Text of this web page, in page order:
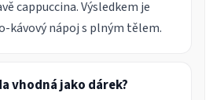
cappuccina. Výsledkem je
kávový nápoj s plným tělem.
vhodná jako dárek?